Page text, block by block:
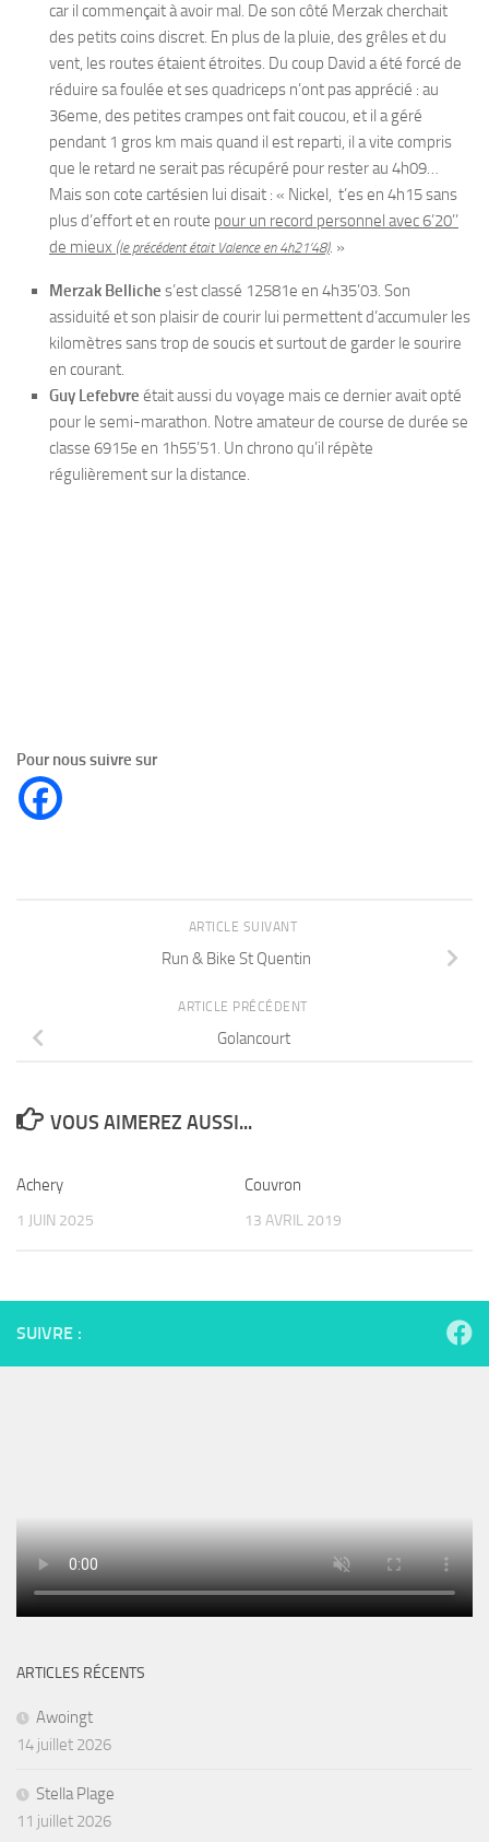
car il commençait à avoir mal. De son côté Merzak cherchait
des petits coins discret. En plus de la pluie, des grêles et du
vent, les routes étaient étroites. Du coup David a été forcé de
réduire sa foulée et ses quadriceps n’ont pas apprécié : au
36eme, des petites crampes ont fait coucou, et il a géré
pendant 1 gros km mais quand il est reparti, il a vite compris
que le retard ne serait pas récupéré pour rester au 4h09…
Mais son cote cartésien lui disait : « Nickel, t’es en 4h15 sans
plus d’effort et en route pour un record personnel avec 6’20’’
de mieux (le précédent était Valence en 4h21’48). »
Merzak Belliche s’est classé 12581e en 4h35’03. Son
assiduité et son plaisir de courir lui permettent d’accumuler les
kilomètres sans trop de soucis et surtout de garder le sourire
en courant.
Guy Lefebvre était aussi du voyage mais ce dernier avait opté
pour le semi-marathon. Notre amateur de course de durée se
classe 6915e en 1h55’51. Un chrono qu’il répète
régulièrement sur la distance.
Pour nous suivre sur
ARTICLE SUIVANT
Run & Bike St Quentin
ARTICLE PRÉCÉDENT
Golancourt
VOUS AIMEREZ AUSSI...
Achery
1 JUIN 2025
Couvron
13 AVRIL 2019
SUIVRE :
ARTICLES RÉCENTS
Awoingt
14 juillet 2026
Stella Plage
11 juillet 2026